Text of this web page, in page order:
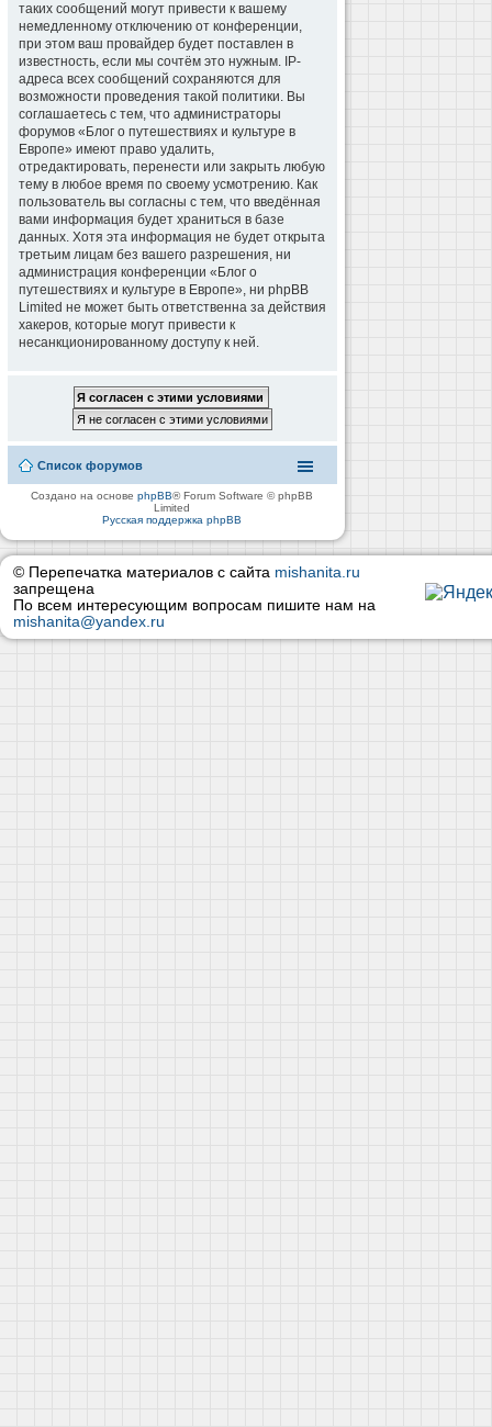
таких сообщений могут привести к вашему
немедленному отключению от конференции,
при этом ваш провайдер будет поставлен в
известность, если мы сочтём это нужным. IP-
адреса всех сообщений сохраняются для
возможности проведения такой политики. Вы
соглашаетесь с тем, что администраторы
форумов «Блог о путешествиях и культуре в
Европе» имеют право удалить,
отредактировать, перенести или закрыть любую
тему в любое время по своему усмотрению. Как
пользователь вы согласны с тем, что введённая
вами информация будет храниться в базе
данных. Хотя эта информация не будет открыта
третьим лицам без вашего разрешения, ни
администрация конференции «Блог о
путешествиях и культуре в Европе», ни phpBB
Limited не может быть ответственна за действия
хакеров, которые могут привести к
несанкционированному доступу к ней.
Список форумов
Создано на основеphpBB® Forum Software © phpBB
Limited
Русская поддержка phpBB
© Перепечатка материалов с сайта mishanita.ru
запрещена
По всем интересующим вопросам пишите нам на
mishanita@yandex.ru